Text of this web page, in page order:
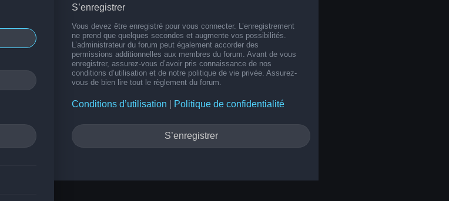
S’enregistrer
Vous devez être enregistré pour vous connecter. L’enregistrement
ne prend que quelques secondes et augmente vos possibilités.
L’administrateur du forum peut également accorder des
permissions additionnelles aux membres du forum. Avant de vous
enregistrer, assurez-vous d’avoir pris connaissance de nos
conditions d’utilisation et de notre politique de vie privée. Assurez-
vous de bien lire tout le règlement du forum.
Conditions d’utilisation Politique de confidentialité
S’enregistrer